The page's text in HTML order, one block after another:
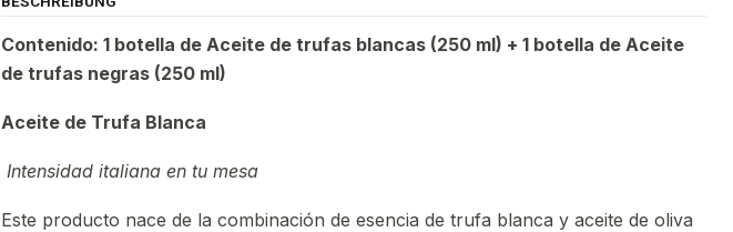
Contenido: 1 botella de Aceite de trufas blancas (250 ml) + 1 botella de Aceite
de trufas negras (250 ml)
Aceite de Trufa Blanca
Intensidad italiana en tu mesa
Este producto nace de la combinación de esencia de trufa blanca y aceite de oliva